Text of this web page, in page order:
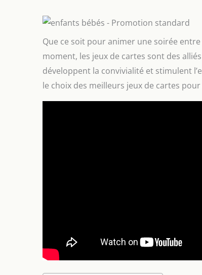
Que ce soit pour animer une soirée
moment, les jeux de cartes sont des
développent la convivialité et stimulent
le choix des meilleurs jeux de cartes